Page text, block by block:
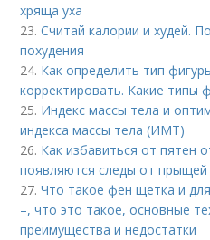
хряща уха
23.Считай калории и худей.
похудения
24. Как определить тип
корректировать. Какие типы
25. Индекс массы тела и
индекса массы тела (ИМТ)
26. Как избавиться от пятен
появляются следы от прыщей
27.Что такое фен щетка и
–, что это такое, основные
преимущества и недостатки